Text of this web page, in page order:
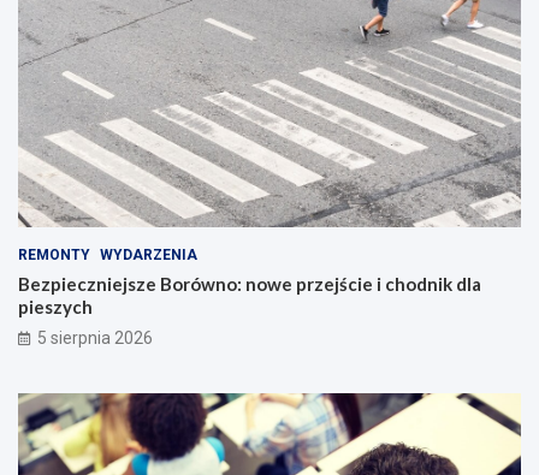
REMONTY WYDARZENIA
Bezpieczniejsze Borówno: nowe przejście i chodnik dla
pieszych
5 sierpnia 2026